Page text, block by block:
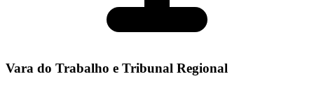
Vara do Trabalho e Tribunal Regional